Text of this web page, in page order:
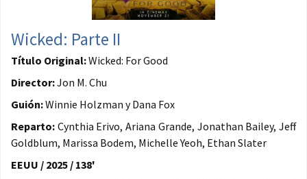
Wicked: Parte II
Título Original:Wicked: For Good
Director:Jon M. Chu
Guión:Winnie Holzman y Dana Fox
Reparto: Cynthia Erivo, Ariana Grande, Jonathan Bailey, Jeff
Goldblum, Marissa Bodem, Michelle Yeoh, Ethan Slater
EEUU / 2025 / 138'